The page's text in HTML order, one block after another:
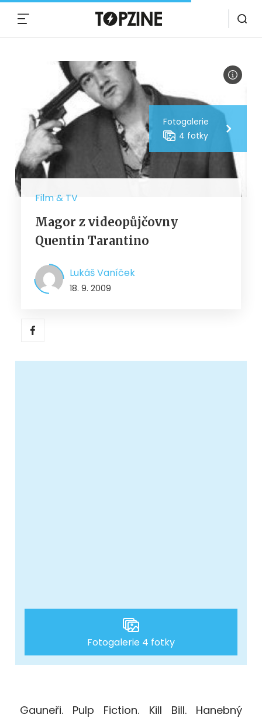
Fotogalerie
4 fotky
Film & TV
Magor z videopůjčovny
Quentin Tarantino
Lukáš Vaníček
18. 9. 2009
Fotogalerie 4 fotky
Gauneři. Pulp Fiction. Kill Bill. Hanebný